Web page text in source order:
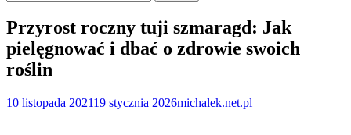
Przyrost roczny tuji szmaragd: Jak
pielęgnować i dbać o zdrowie swoich
roślin
10 listopada 202119 stycznia 2026michalek.net.pl